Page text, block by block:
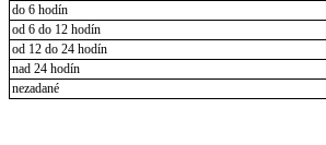
do 6 hodín
od 6 do 12 hodín
od 12 do 24 hodín
nad 24 hodín
nezadané